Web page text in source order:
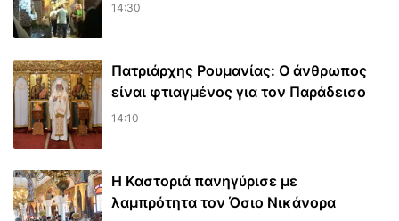
14:30
Πατριάρχης Ρουμανίας: Ο άνθρωπος
είναι φτιαγμένος για τον Παράδεισο
14:10
Η Καστοριά πανηγύρισε με
λαμπρότητα τον Όσιο Νικάνορα